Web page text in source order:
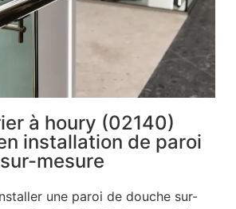
à houry (02140)
installation de paroi
mesure
une paroi de douche sur-